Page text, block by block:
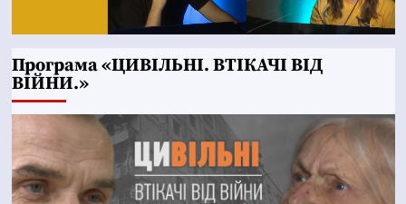
Програма «ЦИВІЛЬНІ. ВТІКАЧІ ВІД
ВІЙНИ.»